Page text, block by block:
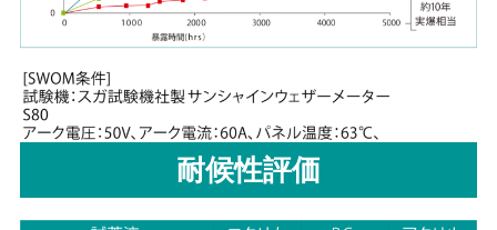
耐候性評価